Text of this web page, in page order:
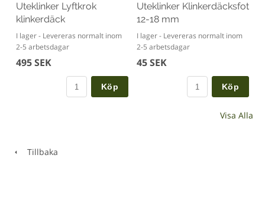
Uteklinker Lyftkrok
klinkerdäck
I lager - Levereras normalt inom
2-5 arbetsdagar
495 SEK
Köp
Uteklinker Klinkerdäcksfot
12-18 mm
I lager - Levereras normalt inom
2-5 arbetsdagar
45 SEK
Köp
Visa Alla
Tillbaka